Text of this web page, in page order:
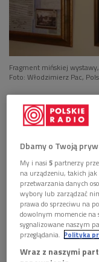
Fragment mińskiej
Foto: Włodzimierz Pac,
GALERIA
Dbamy o Twoją
My i nasi5 partnerzy
na urządzeniu, takich
przetwarzania danych
wybory lub zarządzać
prawa do sprzeciwu na
dowolnym momencie na
sygnalizowane naszym
przeglądania. Polityka
Wraz z naszymi